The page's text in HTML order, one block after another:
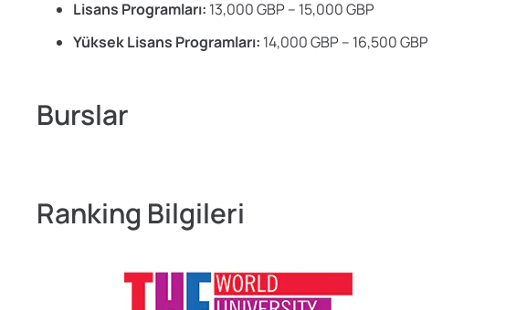
Lisans Programları: 13,000 GBP – 15,000 GBP
Yüksek Lisans Programları: 14,000 GBP – 16,500 GBP
Burslar
Ranking Bilgileri